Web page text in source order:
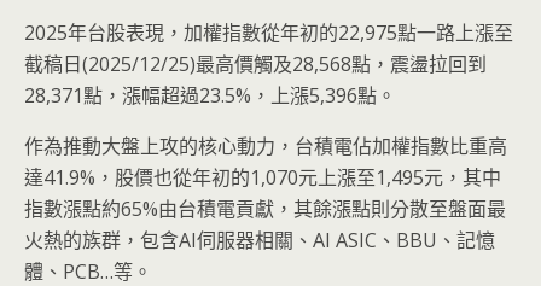
2025年台股表現，加權指數從年初的22,975點一路上漲至
截稿日(2025/12/25)最高價觸及28,568點，震盪拉回到
28,371點，漲幅超過23.5%，上漲5,396點。
作為推動大盤上攻的核心動力，台積電佔加權指數比重高
達41.9%，股價也從年初的1,070元上漲至1,495元，其中
指數漲點約65%由台積電貢獻，其餘漲點則分散至盤面最
火熱的族群，包含AI伺服器相關、AI ASIC、BBU、記憶
體、PCB…等。